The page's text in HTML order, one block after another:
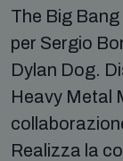
The Big
per Sergio
Dylan Dog.
Heavy Metal
Realizza la